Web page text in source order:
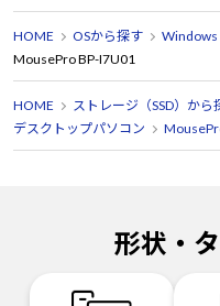
HOME OSから探す Windows
MousePro BP-I7U01
HOME ストレージ（SSD）から
デスクトップパソコン
形状・